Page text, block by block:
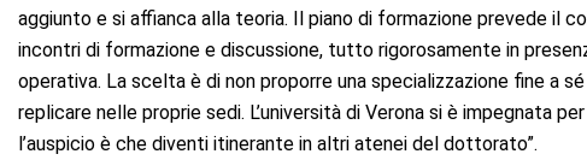
aggiunto e si affianca alla teoria. Il piano di formazione prevede
incontri di formazione e discussione, tutto rigorosamente in
operativa. La scelta è di non proporre una specializzazione fine a
replicare nelle proprie sedi. L’università di Verona si è impegnata
l’auspicio è che diventi itinerante in altri atenei del dottorato”.